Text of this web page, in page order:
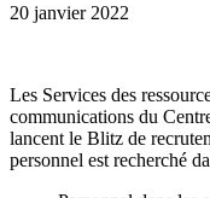
20 janvier 2022
Les Services des
communications du
lancent le Blitz de
personnel est recherché